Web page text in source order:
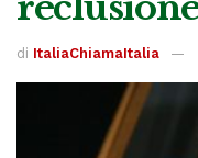
di ItaliaChiamaItalia